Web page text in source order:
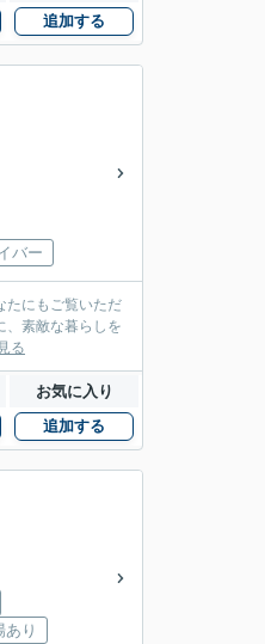
追加する
バー
たにもご覧いただ
、素敵な暮らしを
る
お気に入り
追加する
あり